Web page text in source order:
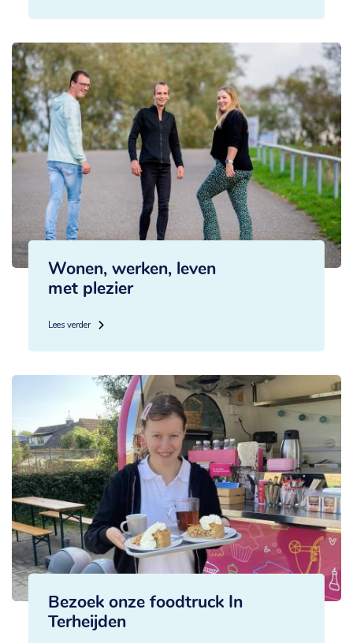
Wonen, werken, leven
met plezier
Lees verder
Bezoek onze foodtruck In
Terheijden